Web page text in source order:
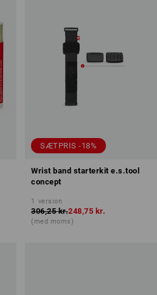
SÆTPRIS -18%
Wrist band starterkit e.s.tool
concept
1 version
306,25 kr.248,75 kr.
(med moms)